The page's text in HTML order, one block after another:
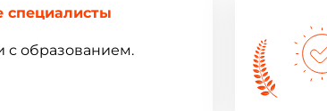
образованием.